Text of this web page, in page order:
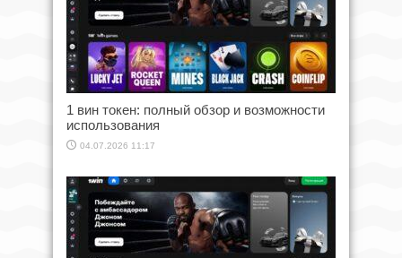
1 вин токен: полный обзор и возможности
использования
04.07.2026 11:17